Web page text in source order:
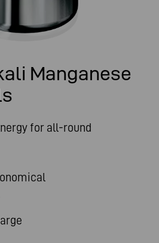
Manganese
for all-round